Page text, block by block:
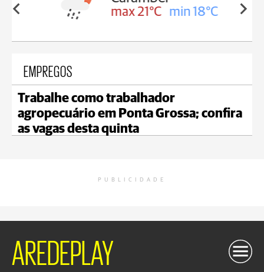
18°C max 21°C min 18°C
EMPREGOS
Trabalhe como trabalhador
agropecuário em Ponta Grossa; confira
as vagas desta quinta
PUBLICIDADE
AREDEPLAY